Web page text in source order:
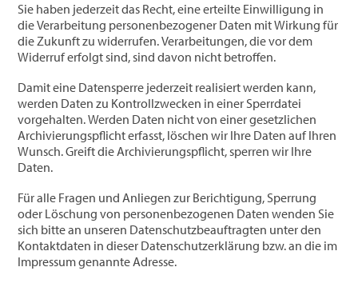
Sie haben jederzeit das Recht, eine erteilte Einwilligung in
die Verarbeitung personenbezogener Daten mit Wirkung für
die Zukunft zu widerrufen. Verarbeitungen, die vor dem
Widerruf erfolgt sind, sind davon nicht betroffen.
Damit eine Datensperre jederzeit realisiert werden kann,
werden Daten zu Kontrollzwecken in einer Sperrdatei
vorgehalten. Werden Daten nicht von einer gesetzlichen
Archivierungspflicht erfasst, löschen wir Ihre Daten auf Ihren
Wunsch. Greift die Archivierungspflicht, sperren wir Ihre
Daten.
Für alle Fragen und Anliegen zur Berichtigung, Sperrung
oder Löschung von personenbezogenen Daten wenden Sie
sich bitte an unseren Datenschutzbeauftragten unter den
Kontaktdaten in dieser Datenschutzerklärung bzw. an die im
Impressum genannte Adresse.